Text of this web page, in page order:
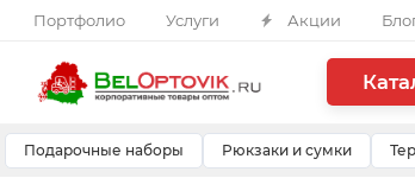
Портфолио Услуги Акции
Подарочные наборы Рюкзаки и сумки